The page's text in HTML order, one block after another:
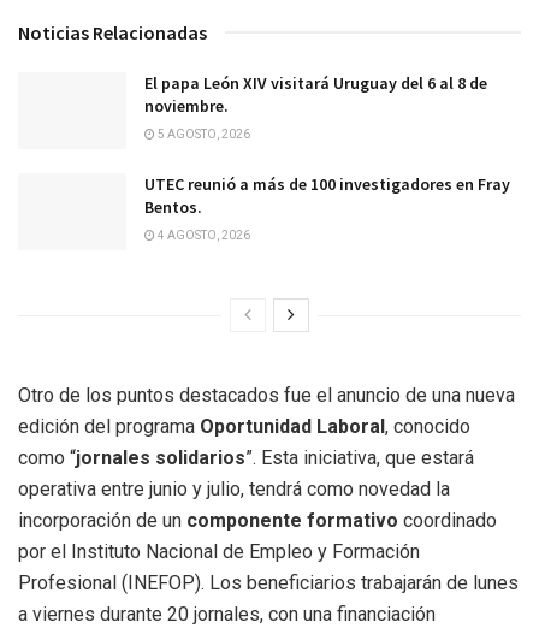
Noticias Relacionadas
El papa León XIV visitará Uruguay del 6 al 8 de
noviembre.
5 AGOSTO, 2026
UTEC reunió a más de 100 investigadores en Fray
Bentos.
4 AGOSTO, 2026
Otro de los puntos destacados fue el anuncio de una nueva
edición del programa Oportunidad Laboral , conocido
como “jornales solidarios”. Esta iniciativa, que estará
operativa entre junio y julio, tendrá como novedad la
incorporación de un componente formativo coordinado
por el Instituto Nacional de Empleo y Formación
Profesional (INEFOP). Los beneficiarios trabajarán de lunes
a viernes durante 20 jornales, con una financiación